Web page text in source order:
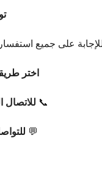
على جميع
اختر
📞 للاتصال
💬